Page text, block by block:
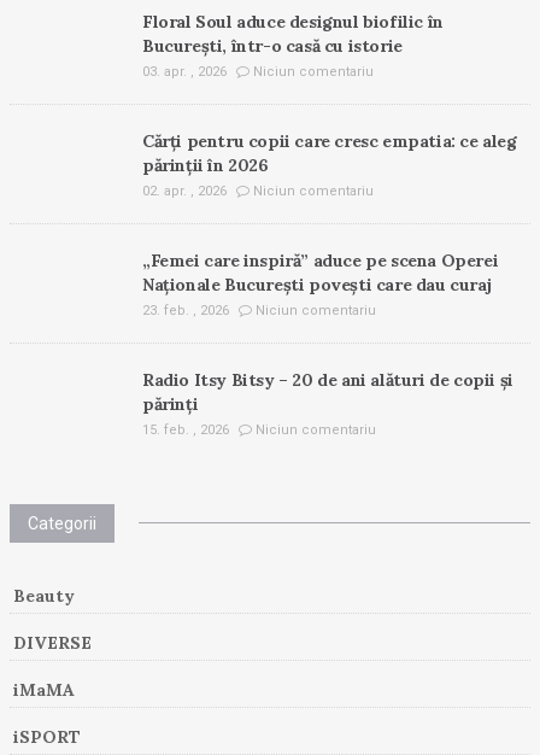
Floral Soul aduce designul biofilic în
București, într-o casă cu istorie
03. apr. , 2026 Niciun comentariu
Cărți pentru copii care cresc empatia: ce aleg
părinții în 2026
02. apr. , 2026 Niciun comentariu
„Femei care inspiră” aduce pe scena Operei
Naționale București povești care dau curaj
23. feb. , 2026 Niciun comentariu
Radio Itsy Bitsy – 20 de ani alături de copii și
părinți
15. feb. , 2026 Niciun comentariu
Categorii
Beauty
DIVERSE
iMaMA
iSPORT